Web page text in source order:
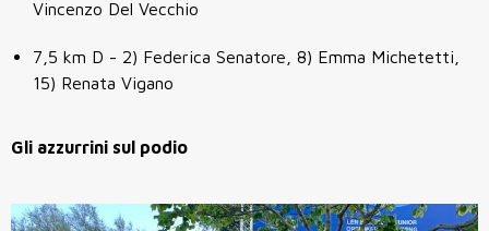
Vincenzo Del Vecchio
7,5 km D - 2) Federica Senatore, 8) Emma Michetetti,
15) Renata Vigano
Gli azzurrini sul podio